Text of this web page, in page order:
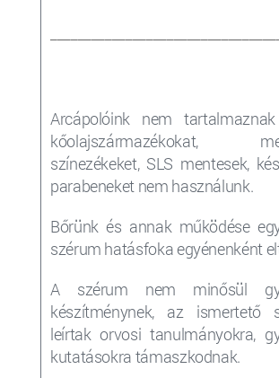
Arcápolóink nem
kőolajszármazékokat,
színezékeket, SLS mentesek,
parabeneket nem használunk.
Bőrünk és annak működése
szérum hatásfoka egyénenként
A szérum nem minősül
készítménynek, az ismertető
leírtak orvosi tanulmányokra,
kutatásokra támaszkodnak.